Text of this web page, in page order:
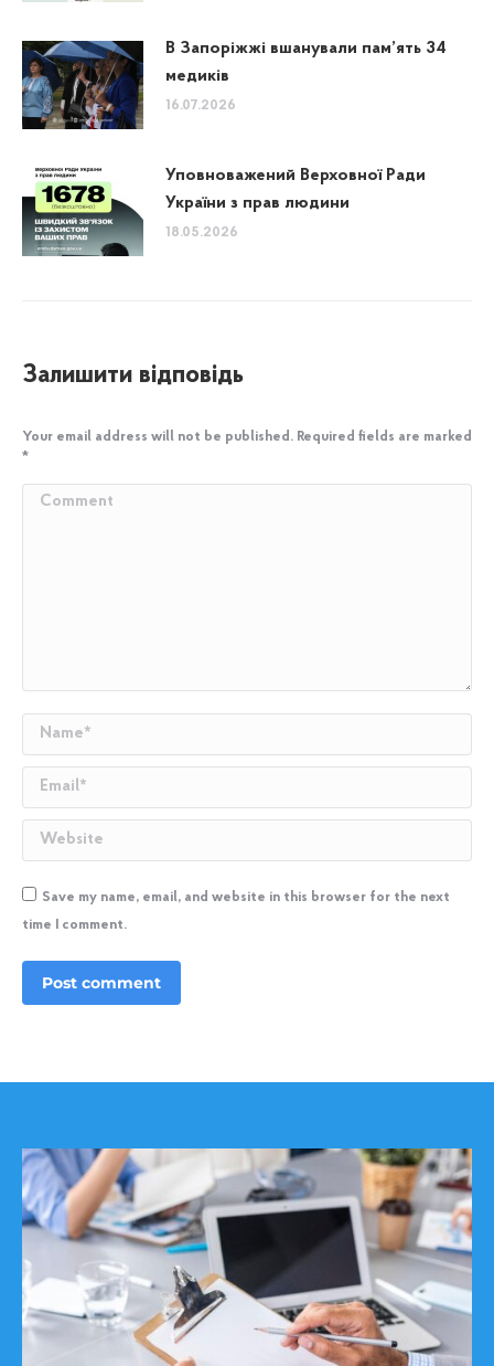
В Запоріжжі вшанували пам’ять 34
медиків
16.07.2026
Уповноважений Верховної Ради
України з прав людини
18.05.2026
Залишити відповідь
Your email address will not be published. Required fields are marked
*
Comment
Name *
Email *
Website
Save my name, email, and website in this browser for the next
time I comment.
Post comment